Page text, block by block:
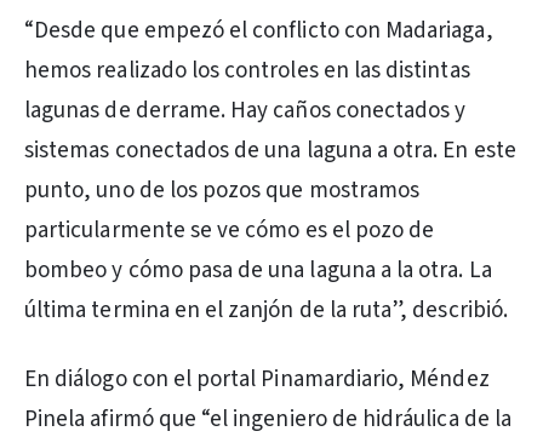
“Desde que empezó el conflicto con Madariaga,
hemos realizado los controles en las distintas
lagunas de derrame. Hay caños conectados y
sistemas conectados de una laguna a otra. En este
punto, uno de los pozos que mostramos
particularmente se ve cómo es el pozo de
bombeo y cómo pasa de una laguna a la otra. La
última termina en el zanjón de la ruta”, describió.
En diálogo con el portal Pinamardiario, Méndez
Pinela afirmó que “el ingeniero de hidráulica de la